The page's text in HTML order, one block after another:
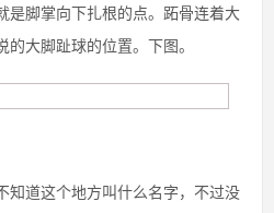
是脚掌向下扎根的点。跖骨连着大
大脚趾球的位置。下图。
知道这个地方叫什么名字，不过没